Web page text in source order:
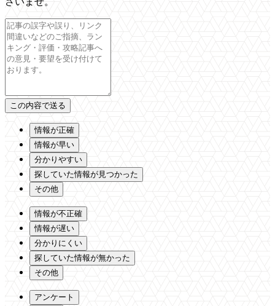
情報が正確
情報が早い
分かりやすい
探していた情報が見つかった
その他
情報が不正確
情報が遅い
分かりにくい
探していた情報が無かった
その他
アンケート